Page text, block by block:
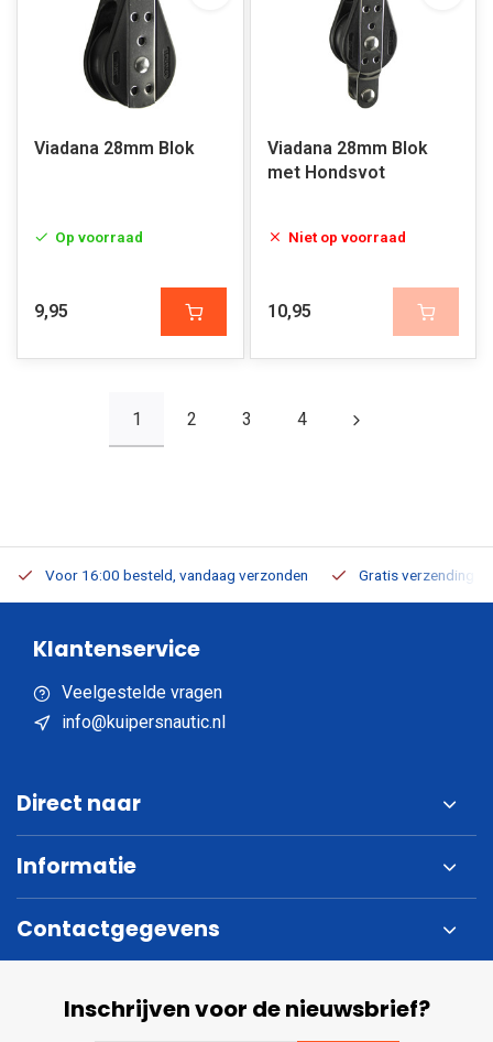
Viadana 28mm Blok
Op voorraad
9,95
Viadana 28mm Blok
met Hondsvot
Niet op voorraad
10,95
1 2 3 4
Voor 16:00 besteld, vandaag verzonden Gratis verzending
Klantenservice
Veelgestelde vragen
info@kuipersnautic.nl
Direct naar
Informatie
Contactgegevens
Inschrijven voor de nieuwsbrief?